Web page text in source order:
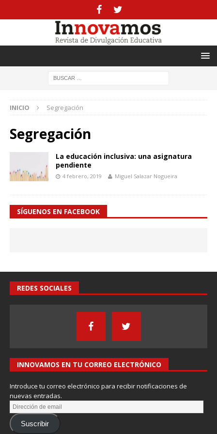
INICIO Segregación
Segregación
La educación inclusiva: una asignatura
pendiente
4 febrero, 2019 Miguel Salazar Nogueira
SÍGUENOS EN FACEBOOK
REDES SOCIALES
INNOVAMOS EN TU CORREO ELECTRÓNICO
Introduce tu correo electrónico para recibir notificaciones de
nuevas entradas.
Suscribir